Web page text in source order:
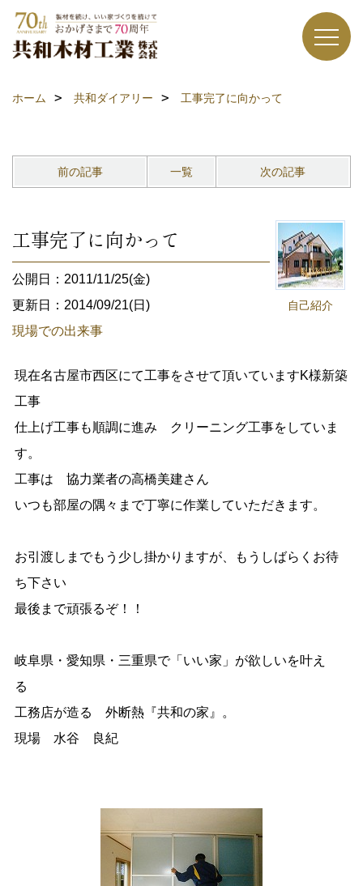
ホーム 共和ダイアリー 工事完了に向かって
前の記事 一覧 次の記事
自己紹介
工事完了に向かって
公開日：2011/11/25(金)
更新日：2014/09/21(日)
現場での出来事
現在名古屋市西区にて工事をさせて頂いていますK様新築
工事
仕上げ工事も順調に進み クリーニング工事をしていま
す。
工事は 協力業者の高橋美建さん
いつも部屋の隅々まで丁寧に作業していただきます。
お引渡しまでもう少し掛かりますが、もうしばらくお待
ち下さい
最後まで頑張るぞ！！
岐阜県・愛知県・三重県で「いい家」が欲しいを叶え
る
工務店が造る 外断熱『共和の家』。
現場 水谷 良紀